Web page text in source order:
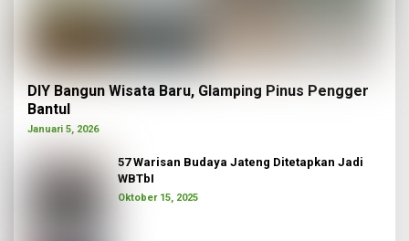
DIY Bangun Wisata Baru, Glamping Pinus Pengger
Bantul
Januari 5, 2026
57 Warisan Budaya Jateng Ditetapkan Jadi
WBTbI
Oktober 15, 2025